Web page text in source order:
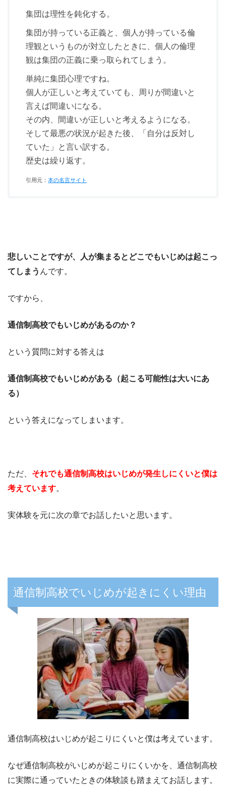
集団は理性を鈍化する。
集団が持っている正義と、個人が持っている倫
理観というものが対立したときに、個人の倫理
観は集団の正義に乗っ取られてしまう。
単純に集団心理ですね。
個人が正しいと考えていても、周りが間違いと
言えば間違いになる。
その内、間違いが正しいと考えるようになる。
そして最悪の状況が起きた後、「自分は反対し
ていた」と言い訳する。
歴史は繰り返す。
引用元： 本の名言サイト
悲しいことですが、人が集まるとどこでもいじめは起こっ
てしまう んです。
ですから、
通信制高校でもいじめがあるのか？
という質問に対する答えは
通信制高校でもいじめがある（起こる可能性は大いにあ
る）
という答えになってしまいます。
ただ、 それでも通信制高校はいじめが発生しにくいと僕は
考えています。
実体験を元に次の章でお話したいと思います。
通信制高校でいじめが起きにくい理由
通信制高校はいじめが起こりにくいと僕は考えています。
なぜ通信制高校がいじめが起こりにくいかを、通信制高校
に実際に通っていたときの体験談も踏まえてお話します。